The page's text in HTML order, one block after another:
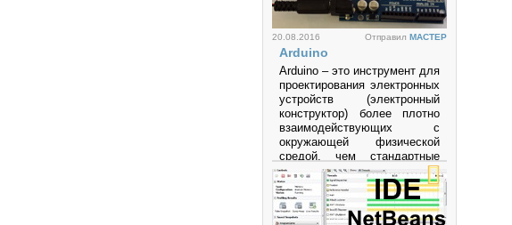
20.08.2016 Отправил MACTEP
Arduino
Arduino – это инструмент для
проектирования электронных
устройств (электронный
конструктор) более плотно
взаимодействующих с
окружающей физической
средой, чем стандартные
персональные компьютеры,
которые фактически не
выходят за рамки
виртуальности. Это